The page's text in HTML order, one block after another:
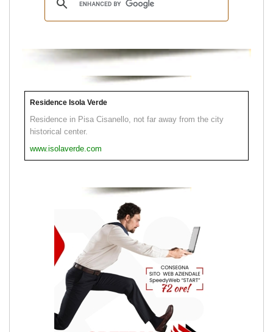
Residence Isola Verde
Residence in Pisa Cisanello, not far away from the city
historical center.
www.isolaverde.com